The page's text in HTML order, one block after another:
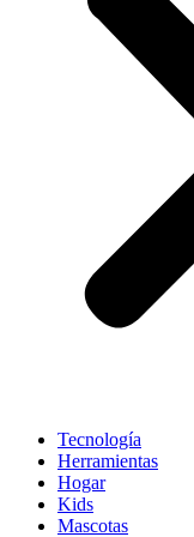
Tecnología
Herramientas
Hogar
Kids
Mascotas